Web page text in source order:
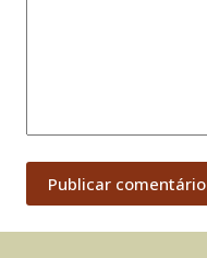
Publicar comentário